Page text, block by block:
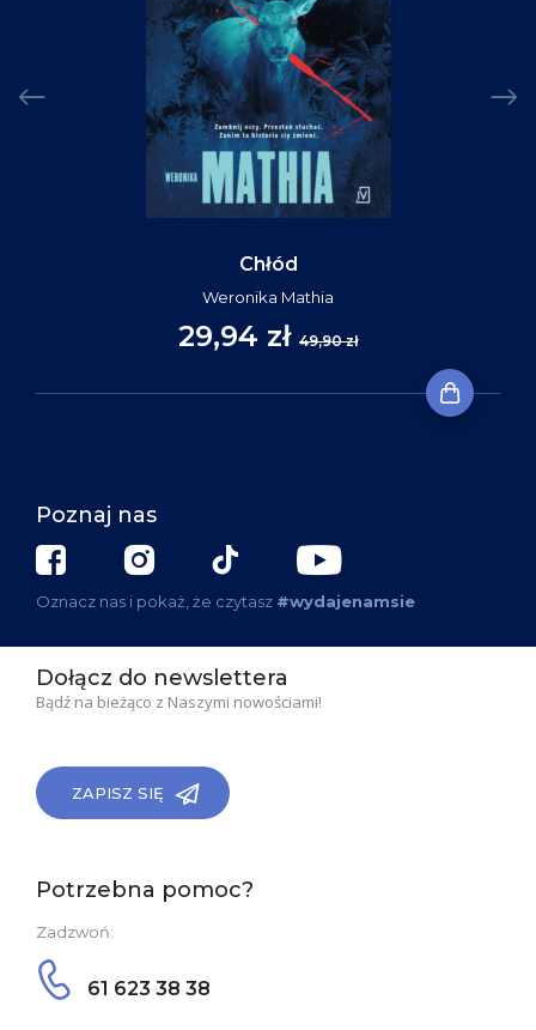
Chłód
Weronika Mathia
29,94 zł 49,90 zł
Poznaj nas
Oznacz nas i pokaż, że czytasz #wydajenamsie
Dołącz do newslettera
Bądź na bieżąco z Naszymi nowościami!
ZAPISZ SIĘ
Potrzebna pomoc?
Zadzwoń:
61 623 38 38